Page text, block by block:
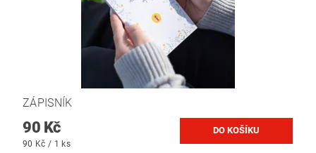
ZÁPISNÍK
90 Kč
90 Kč / 1 ks